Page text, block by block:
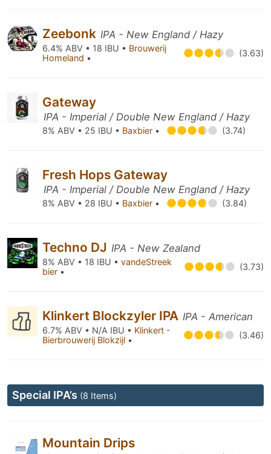
Zeebonk IPA - New England / Hazy
6.4% ABV • 18 IBU • Brouwerij
Homeland • (3.63)
Gateway
IPA - Imperial / Double New England / Hazy
8% ABV • 25 IBU • Baxbier • (3.74)
Fresh Hops Gateway
IPA - Imperial / Double New England / Hazy
8% ABV • 28 IBU • Baxbier • (3.84)
Techno DJ IPA - New Zealand
8% ABV • 18 IBU • vandeStreek
bier • (3.73)
Klinkert Blockzyler IPA IPA - American
6.7% ABV • N/A IBU • Klinkert -
Bierbrouwerij Blokzijl • (3.46)
Special IPA’s (8 Items)
Mountain Drips